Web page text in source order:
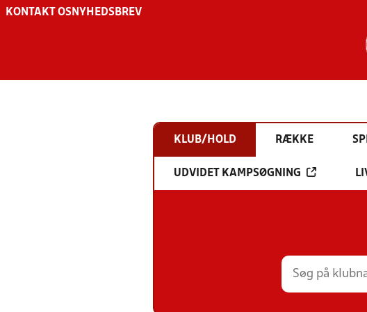
KONTAKT OS NYHEDSBREV
KLUB/HOLD RÆKKE
UDVIDET KAMPSØGNING